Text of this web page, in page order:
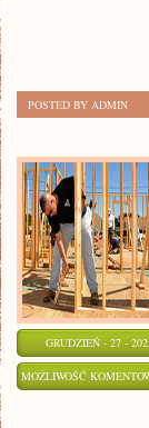
POSTED BY ADMIN
GRUDZIEŃ - 27 -
MOŻLIWOŚĆ